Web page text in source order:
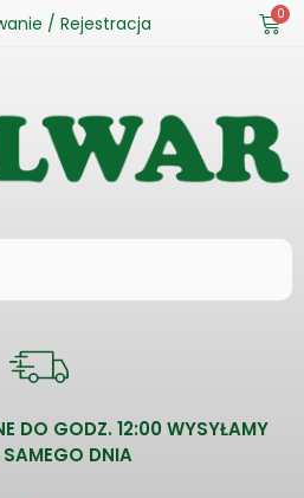
/ Rejestracja 0
DO GODZ. 12:00 WYSYŁAMY
DNIA